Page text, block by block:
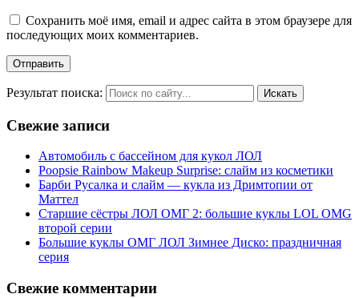
Сохранить моё имя, email и адрес сайта в этом браузере для
последующих моих комментариев.
Результат поиска:
Свежие записи
Автомобиль с бассейном для кукол ЛОЛ
Poopsie Rainbow Makeup Surprise: слайм из косметики
Барби Русалка и слайм — кукла из Дримтопии от
Маттел
Старшие сёстры ЛОЛ ОМГ 2: большие куклы LOL OMG
второй серии
Большие куклы ОМГ ЛОЛ Зимнее Диско: праздничная
серия
Свежие комментарии